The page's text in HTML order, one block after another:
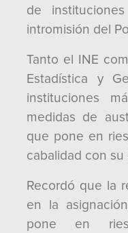
de
intromisión del
Tanto el INE
Estadística y
instituciones
medidas de
que pone en
cabalidad con
Recordó que la
en la
pone en